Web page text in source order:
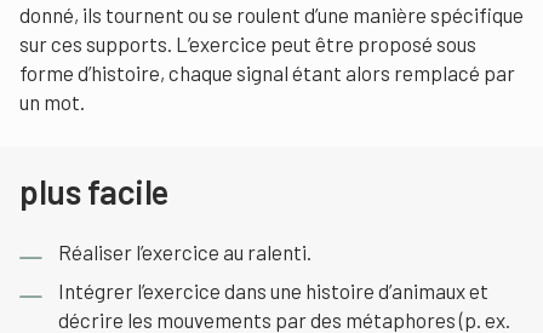
donné, ils tournent ou se roulent d’une manière spécifique
sur ces supports. L’exercice peut être proposé sous
forme d’histoire, chaque signal étant alors remplacé par
un mot.
plus facile
Réaliser l’exercice au ralenti.
Intégrer l’exercice dans une histoire d’animaux et
décrire les mouvements par des métaphores (p. ex.